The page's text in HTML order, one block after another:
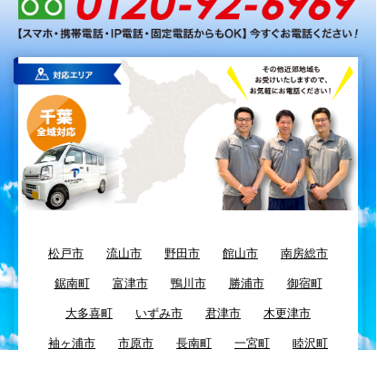
松戸市 流山市 野田市 館山市 南房総市
鋸南町 富津市 鴨川市 勝浦市 御宿町
大多喜町 いずみ市 君津市 木更津市
袖ヶ浦市 市原市 長南町 一宮町 睦沢町